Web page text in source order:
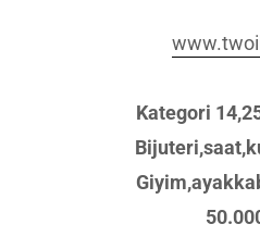
Kategori